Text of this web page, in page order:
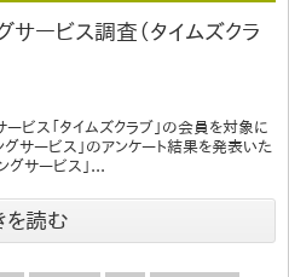
サービス調査（タイムズクラ
ビス「タイムズクラブ」の会員を対象に
グサービス」のアンケート結果を発表いた
グサービス」...
を読む